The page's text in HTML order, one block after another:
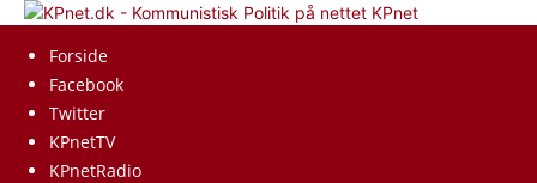
KPnet
Forside
Facebook
Twitter
KPnetTV
KPnetRadio